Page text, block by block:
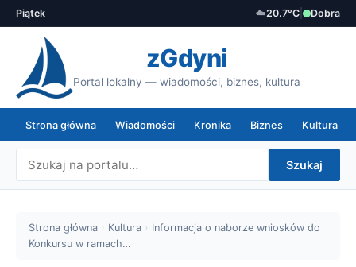
Piątek ☁️20.7°C Dobra
zGdyni
Portal lokalny — wiadomości, biznes, kultura
Strona główna Wiadomości Kronika Biznes Kultura
Szukaj
Strona główna › Kultura › Informacja o naborze wniosków do
Konkursu w ramach…